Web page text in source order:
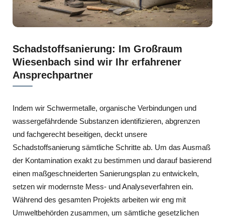
Schadstoffsanierung: Im Großraum
Wiesenbach sind wir Ihr erfahrener
Ansprechpartner
Indem wir Schwermetalle, organische Verbindungen und
wassergefährdende Substanzen identifizieren, abgrenzen
und fachgerecht beseitigen, deckt unsere
Schadstoffsanierung sämtliche Schritte ab. Um das Ausmaß
der Kontamination exakt zu bestimmen und darauf basierend
einen maßgeschneiderten Sanierungsplan zu entwickeln,
setzen wir modernste Mess- und Analyseverfahren ein.
Während des gesamten Projekts arbeiten wir eng mit
Umweltbehörden zusammen, um sämtliche gesetzlichen